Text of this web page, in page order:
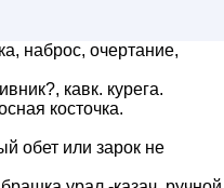
наброс, очертание,
кавк. курега.
косточка.
обет или зарок не